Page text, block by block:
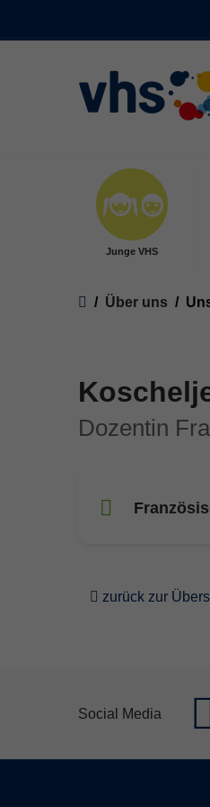
Junge VHS
Sie sind hier:
Über uns
Dozentin
zurück zur
Social Media